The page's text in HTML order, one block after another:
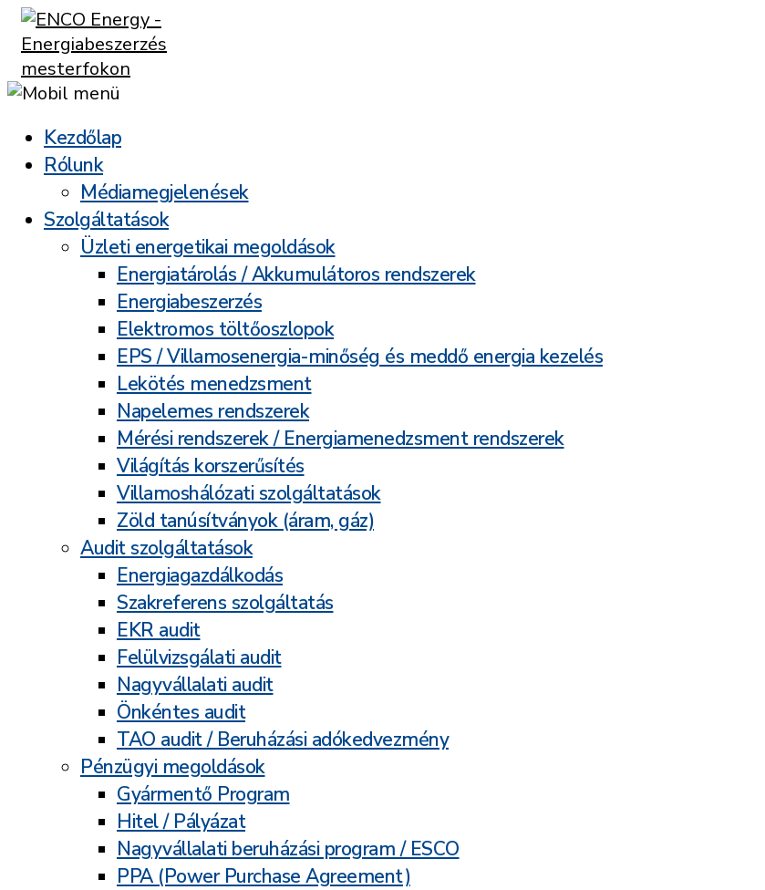
Kezdőlap
Rólunk
Médiamegjelenések
Szolgáltatások
Üzleti energetikai megoldások
Energiatárolás / Akkumulátoros rendszerek
Energiabeszerzés
Elektromos töltőoszlopok
EPS / Villamosenergia-minőség és meddő energia kezelés
Lekötés menedzsment
Napelemes rendszerek
Mérési rendszerek / Energiamenedzsment rendszerek
Világítás korszerűsítés
Villamoshálózati szolgáltatások
Zöld tanúsítványok (áram, gáz)
Audit szolgáltatások
Energiagazdálkodás
Szakreferens szolgáltatás
EKR audit
Felülvizsgálati audit
Nagyvállalati audit
Önkéntes audit
TAO audit / Beruházási adókedvezmény
Pénzügyi megoldások
Gyármentő Program
Hitel / Pályázat
Nagyvállalati beruházási program / ESCO
PPA (Power Purchase Agreement)